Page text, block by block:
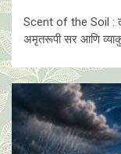
Scent of the Soil :
अमृतरूपी सर आणि